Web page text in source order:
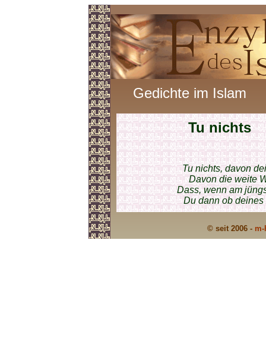
Gedichte im Islam
Tu nichts
Tu nichts, davon
Davon die weite
Dass, wenn am
Du dann ob deines
© seit 2006 -